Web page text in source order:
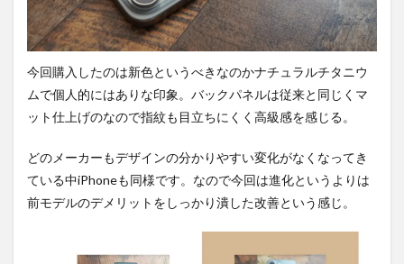
今回購入したのは新色というべきなのかナチュラルチタニウ
ムで個人的にはありな印象。バックパネルは従来と同じくマ
ット仕上げのなので指紋も目立ちにくく高級感を感じる。
どのメーカーもデザインの分かりやすい変化がなくなってき
ている中iPhoneも同様です。なので今回は進化というよりは
前モデルのデメリットをしっかり潰した改善という感じ。